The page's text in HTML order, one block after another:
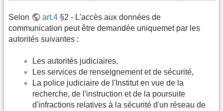
Selon art.4 §2 - L'accès aux données de
communication peut être demandée uniquemet par les
autorités suivantes :
Les autorités judiciaires,
Les services de renseignement et de sécurité,
La police judiciaire de l'Institut en vue de la
recherche, de l'instruction et de la poursuite
d'infractions relatives à la sécurité d'un réseau de